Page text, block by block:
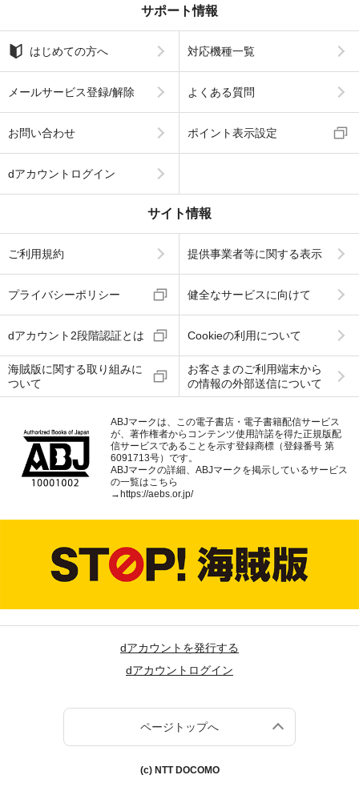
サポート情報
はじめての方へ 対応機種一覧
メールサービス登録/解除 よくある質問
お問い合わせ ポイント表示設定
dアカウントログイン
サイト情報
ご利用規約 提供事業者等に関する表示
プライバシーポリシー 健全なサービスに向けて
dアカウント2段階認証とは Cookieの利用について
海賊版に関する取り組みに
ついて
お客さまのご利用端末から
の情報の外部送信について
ABJマークは、この電子書店・電子書籍配信サービス
が、著作権者からコンテンツ使用許諾を得た正規版配
信サービスであることを示す登録商標（登録番号 第
6091713号）です。
ABJマークの詳細、ABJマークを掲示しているサービス
の一覧はこちら
→https://aebs.or.jp/
dアカウントを発行する
dアカウントログイン
ページトップへ
(c) NTT DOCOMO